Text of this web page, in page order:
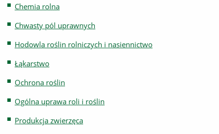
Chemia rolna
Chwasty pól uprawnych
Hodowla roślin rolniczych i nasiennictwo
Łąkarstwo
Ochrona roślin
Ogólna uprawa roli i roślin
Produkcja zwierzęca